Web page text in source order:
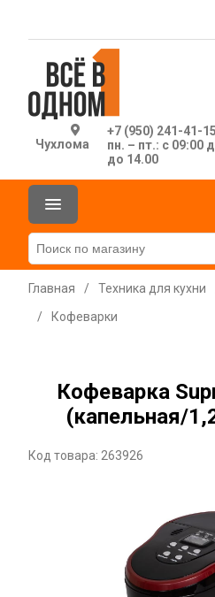
Чухлома
+7 (950) 241-41-15
пн. – пт.: с 09:00
до 14.00
Главная / Техника для кухни
/
Кофеварки
Кофеварка
(капельная/
Код товара: 263926